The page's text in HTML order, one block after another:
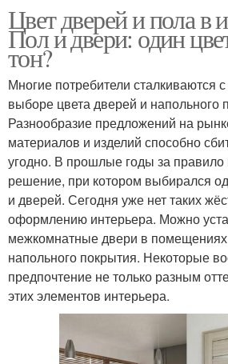
Цвет дверей и пола в
Пол и двери: один
тон?
Многие потребители сталкиваются
выборе цвета дверей и напольного
Разнообразие предложений на
материалов и изделий способно
угодно. В прошлые годы за правило
решение, при котором выбирался
и дверей. Сегодня уже нет таких
оформлению интерьера. Можно
межкомнатные двери в
напольного покрытия. Некоторые
предпочтение не только разным
этих элементов интерьера.